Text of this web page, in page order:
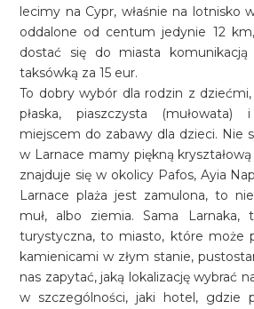
lecimy na Cypr, właśnie na lotnisko
oddalone od centum jedynie 12
dostać się do miasta
taksówką za 15 eur.
To dobry wybór dla rodzin z
płaska, piaszczysta (mułowata)
miejscem do zabawy dla dzieci. Nie
w Larnace mamy piękną
znajduje się w okolicy Pafos, Ayia
Larnace plaża jest zamulona, to
muł, albo ziemia. Sama
turystyczna, to miasto, które może
kamienicami w złym stanie,
nas zapytać, jaką lokalizację wybrać
w szczególności, jaki hotel, gdzie